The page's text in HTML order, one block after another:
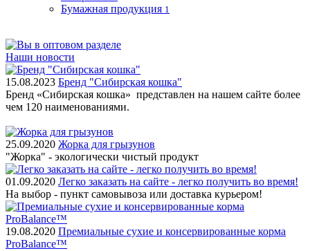
Бумажная продукция 1
Наши новости
15.08.2023 Бренд "Сибирская кошка"
Бренд «Сибирская кошка» представлен на нашем сайте более
чем 120 наименованиями.
25.09.2020 Жорка для грызунов
"Жорка" - экологически чистый продукт
01.09.2020 Легко заказать на сайте - легко получить во время!
На выбор - пункт самовывоза или доставка курьером!
19.08.2020 Премиальные сухие и консервированные корма
ProBalance™